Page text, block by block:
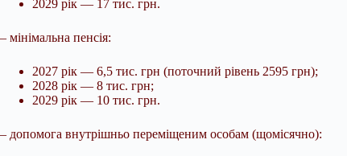
2029 рік — 17 тис. грн.
– мінімальна пенсія:
2027 рік — 6,5 тис. грн (поточний рівень 2595 грн);
2028 рік — 8 тис. грн;
2029 рік — 10 тис. грн.
– допомога внутрішньо переміщеним особам (щомісячно):